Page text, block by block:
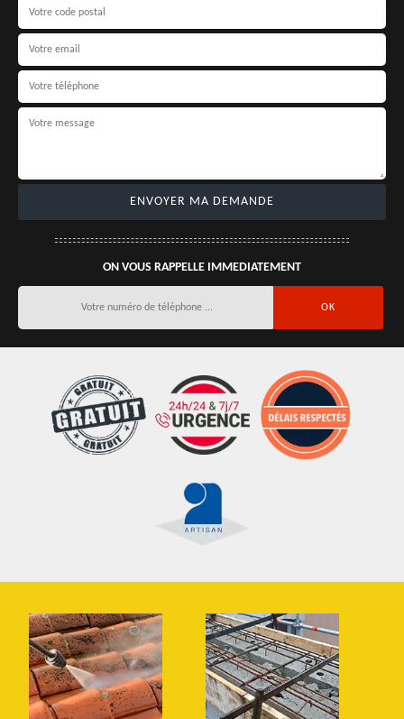
ON VOUS RAPPELLE IMMEDIATEMENT